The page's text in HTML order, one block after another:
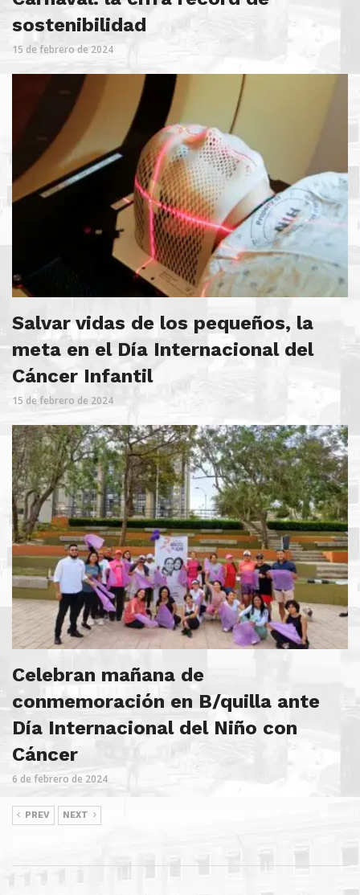
sostenibilidad
15 de febrero de 2024
Salvar vidas de los pequeños, la
meta en el Día Internacional del
Cáncer Infantil
15 de febrero de 2024
Celebran mañana de
conmemoración en B/quilla ante
Día Internacional del Niño con
Cáncer
6 de febrero de 2024
PREV NEXT